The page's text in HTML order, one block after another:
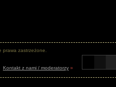
prawa zastrzeżone.
Kontakt z nami / moderatorzy »